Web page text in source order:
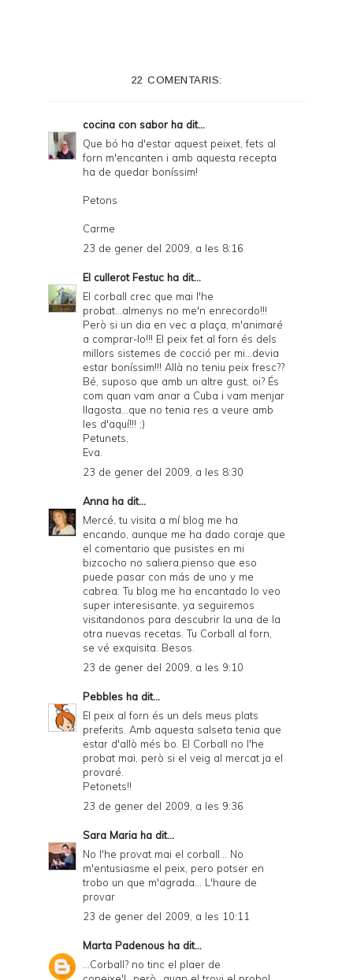
r
i
l
y
a
n
d
P
D
F
22 COMENTARIS:
cocina con sabor ha dit...
Que bó ha d'estar aquest peixet, fets al
forn m'encanten i amb aquesta recepta
ha de quedar boníssim!
Petons
Carme
23 de gener del 2009, a les 8:16
El cullerot Festuc ha dit...
El corball crec que mai l'he
probat...almenys no me'n enrecordo!!!
Però si un dia en vec a plaça, m'animaré
a comprar-lo!!! El peix fet al forn és dels
millors sistemes de cocció per mi...devia
estar boníssim!!! Allà no teniu peix fresc??
Bé, suposo que amb un altre gust, oi? És
com quan vam anar a Cuba i vam menjar
llagosta...que no tenia res a veure amb
les d'aquí!!! ;)
Petunets,
Eva.
23 de gener del 2009, a les 8:30
Anna ha dit...
Mercé, tu visita a mí blog me ha
encando, aunque me ha dado coraje que
el comentario que pusistes en mi
bizcocho no saliera,pienso que eso
puede pasar con más de uno y me
cabrea. Tu blog me ha encantado lo veo
super interesisante, ya seguiremos
visitandonos para descubrir la una de la
otra nuevas recetas. Tu Corball al forn,
se vé exquisita. Besos.
23 de gener del 2009, a les 9:10
Pebbles ha dit...
El peix al forn és un dels meus plats
preferits. Amb aquesta salseta tenia que
estar d'allò més bo. El Corball no l'he
probat mai, però si el veig al mercat ja el
provaré.
Petonets!!
23 de gener del 2009, a les 9:36
Sara Maria ha dit...
No l'he provat mai el corball... No
m'entusiasme el peix, pero potser en
trobo un que m'agrada... L'haure de
provar
23 de gener del 2009, a les 10:11
Marta Padenous ha dit...
...Corball? no tinc el plaer de